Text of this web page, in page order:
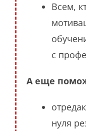
Всем,
с
А еще
нуля